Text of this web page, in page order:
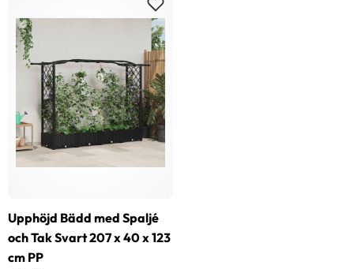
Upphöjd Bädd med Spaljé
och Tak Svart 207 x 40 x 123
cm PP